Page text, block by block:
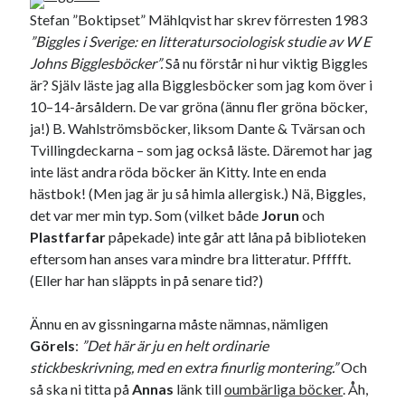
Stefan ”Boktipset” Mählqvist har skrev förresten 1983
”Biggles i Sverige: en litteratursociologisk studie av W E
Johns Bigglesböcker”.Så nu förstår ni hur viktig Biggles
är? Själv läste jag alla Bigglesböcker som jag kom över i
10–14-årsåldern. De var gröna (ännu fler gröna böcker,
ja!) B. Wahlströmsböcker, liksom Dante & Tvärsan och
Tvillingdeckarna – som jag också läste. Däremot har jag
inte läst andra röda böcker än Kitty. Inte en enda
hästbok! (Men jag är ju så himla allergisk.) Nä, Biggles,
det var mer min typ. Som (vilket både Jorun och
Plastfarfarpåpekade) inte går att låna på biblioteken
eftersom han anses vara mindre bra litteratur. Pfffft.
(Eller har han släppts in på senare tid?)
Ännu en av gissningarna måste nämnas, nämligen
Görels: ”Det här är ju en helt ordinarie
stickbeskrivning, med en extra finurlig montering.”Och
så ska ni titta påAnnas länk tilloumbärliga böcker. Åh,